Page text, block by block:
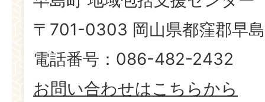
〒701-0303 岡山県都窪郡早
電話番号：086-482-2432
お問い合わせはこちらから